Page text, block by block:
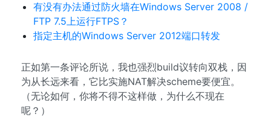
有没有办法通过防火墙在Windows Server 2008 /
FTP 7.5上运行FTPS？
指定主机的Windows Server 2012端口转发
正如第一条评论所说，我也强烈build议转向双栈，因
为从长远来看，它比实施NAT解决scheme要便宜。
（无论如何，你将不得不这样做，为什么不现在
呢？）